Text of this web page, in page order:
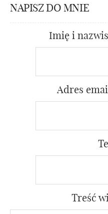
NAPISZ DO MNIE
Imię i
Adres
Treść